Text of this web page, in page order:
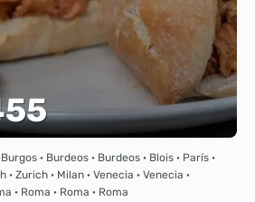
Ver
· Burdeos · Burdeos · Blois · París ·
· Zurich · Milan · Venecia · Venecia ·
· Roma · Roma · Roma